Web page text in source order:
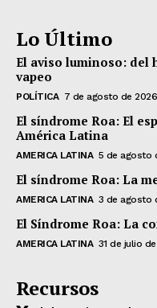
Lo Último
El aviso luminoso: del
vapeo
POLÍTICA 7 de agosto de 2026
El síndrome Roa: El
América Latina
AMERICA LATINA 5 de agosto
El síndrome Roa: La
AMERICA LATINA 3 de agosto
El Síndrome Roa: La
AMERICA LATINA 31 de julio
Recursos